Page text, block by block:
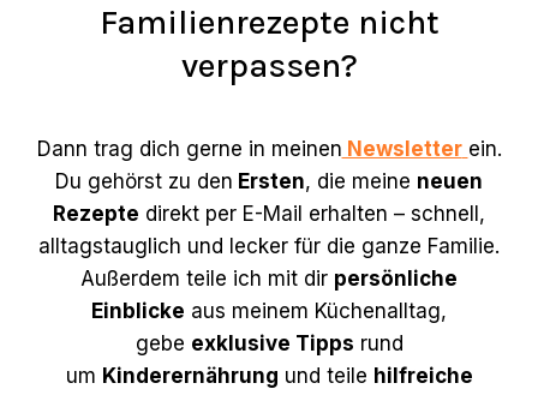
Familienrezepte nicht
verpassen?
Dann trag dich gerne in meinen Newsletter ein.
Du gehörst zu den Ersten, die meine neuen
Rezepte direkt per E-Mail erhalten – schnell,
alltagstauglich und lecker für die ganze Familie.
Außerdem teile ich mit dir persönliche
Einblicke aus meinem Küchenalltag,
gebe exklusive Tipps rund
um Kinderernährung und teile hilfreiche